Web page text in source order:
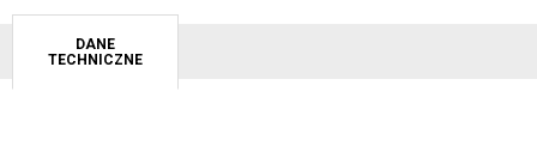
DANE
TECHNICZNE